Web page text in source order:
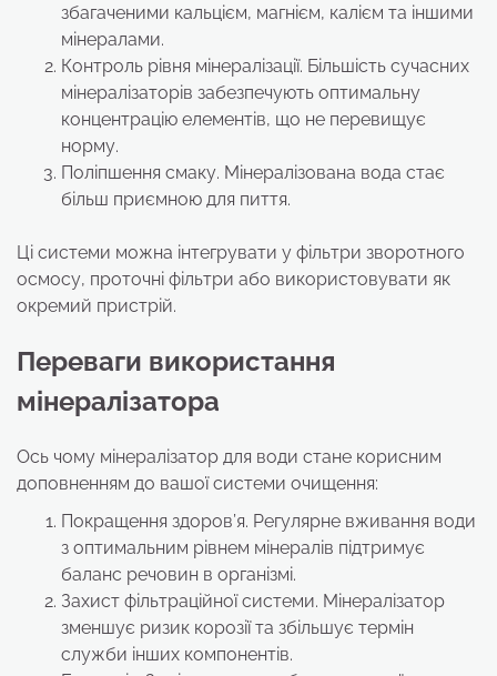
збагаченими кальцієм, магнієм, калієм та іншими
мінералами.
Контроль рівня мінералізації. Більшість сучасних
мінералізаторів забезпечують оптимальну
концентрацію елементів, що не перевищує
норму.
Поліпшення смаку. Мінералізована вода стає
більш приємною для пиття.
Ці системи можна інтегрувати у фільтри зворотного
осмосу, проточні фільтри або використовувати як
окремий пристрій.
Переваги використання
мінералізатора
Ось чому мінералізатор для води стане корисним
доповненням до вашої системи очищення:
Покращення здоров’я. Регулярне вживання води
з оптимальним рівнем мінералів підтримує
баланс речовин в організмі.
Захист фільтраційної системи. Мінералізатор
зменшує ризик корозії та збільшує термін
служби інших компонентів.